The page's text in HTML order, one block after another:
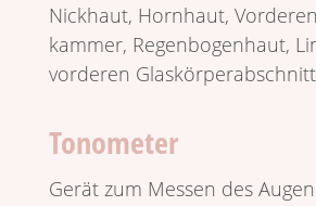
Nick­haut, Horn­haut,
kammer, Regen­bo­gen­haut,
vorderen Glaskörperabschnitt
Tonometer
Gerät zum Messen des